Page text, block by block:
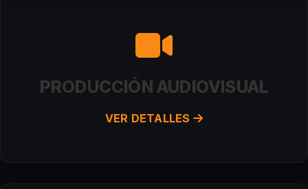
PRODUCCIÓN AUDIOVISUAL
VER DETALLES